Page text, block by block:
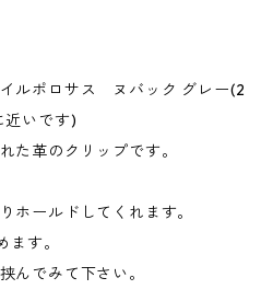
ルポロサス ヌバック グレー(2
近いです)
た革のクリップです。
ホールドしてくれます。
す。
んでみて下さい。